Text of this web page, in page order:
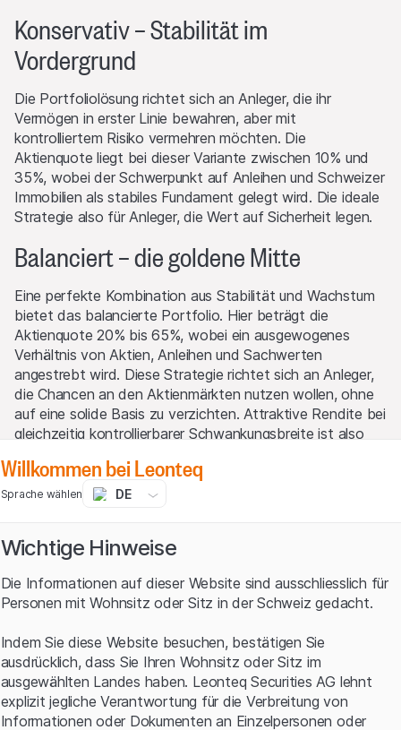
Konservativ – Stabilität im
Vordergrund
Die Portfoliolösung richtet sich an Anleger, die ihr
Vermögen in erster Linie bewahren, aber mit
kontrolliertem Risiko vermehren möchten. Die
Aktienquote liegt bei dieser Variante zwischen 10% und
35%, wobei der Schwerpunkt auf Anleihen und Schweizer
Immobilien als stabiles Fundament gelegt wird. Die ideale
Strategie also für Anleger, die Wert auf Sicherheit legen.
Balanciert – die goldene Mitte
Eine perfekte Kombination aus Stabilität und Wachstum
bietet das balancierte Portfolio. Hier beträgt die
Aktienquote 20% bis 65%, wobei ein ausgewogenes
Verhältnis von Aktien, Anleihen und Sachwerten
angestrebt wird. Diese Strategie richtet sich an Anleger,
die Chancen an den Aktienmärkten nutzen wollen, ohne
auf eine solide Basis zu verzichten. Attraktive Rendite bei
gleichzeitig kontrollierbarer Schwankungsbreite ist also
Dynamisch – langfristige Renditejagd
bereit sind, vorübergehende Schwankungen in Kauf zu
Die Aktienquote liegt zwischen 40% und 85% und wird
ergänzt durch internationale Diversifikation und
Anleger mit einem langen Anlagehorizont, die aktiv vom
Wachstum der Kapitalmärkte profitieren möchten.
Einfach und effizient investieren
Willkommen bei Leonteq
Sprache wählen DE
Wichtige Hinweise
Die Informationen auf dieser Website sind ausschliesslich für
Personen mit Wohnsitz oder Sitz in der Schweiz gedacht.
Indem Sie diese Website besuchen, bestätigen Sie
ausdrücklich, dass Sie Ihren Wohnsitz oder Sitz im
ausgewählten Landes haben. Leonteq Securities AG lehnt
explizit jegliche Verantwortung für die Verbreitung von
Informationen oder Dokumenten an Einzelpersonen oder